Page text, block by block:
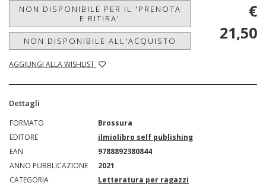
NON DISPONIBILE PER IL 'PRENOTA
E RITIRA'
NON DISPONIBILE ALL'ACQUISTO
AGGIUNGI ALLA WISHLIST
€
21,50
Dettagli
FORMATO
Brossura
EDITORE
ilmiolibro self publishing
EAN
9788892380844
ANNO PUBBLICAZIONE
2021
CATEGORIA
Letteratura per ragazzi